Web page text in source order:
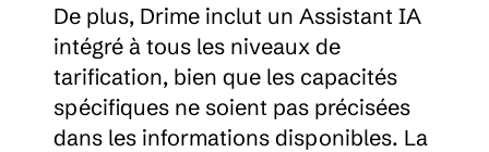
De plus, Drime inclut un Assistant IA
intégré à tous les niveaux de
tarification, bien que les capacités
spécifiques ne soient pas précisées
dans les informations disponibles. La